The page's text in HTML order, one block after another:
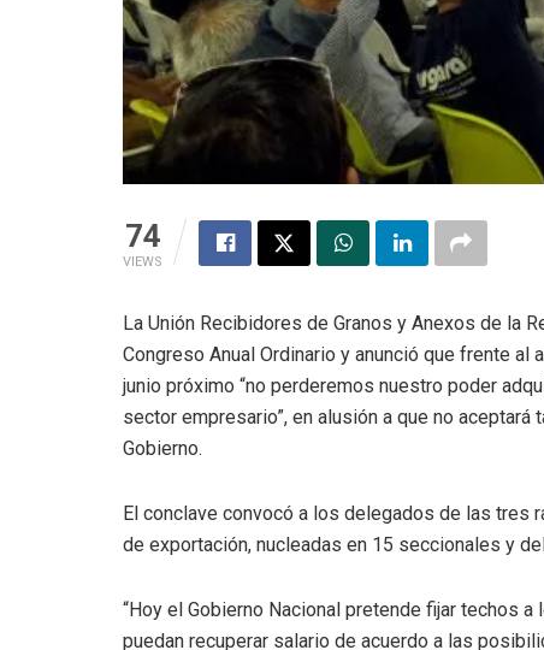
74
VIEWS
La Unión Recibidores de Granos y Anexos de la
Congreso Anual Ordinario y anunció que frente
junio próximo “no perderemos nuestro poder
sector empresario”, en alusión a que no
Gobierno.
El conclave convocó a los delegados de las tres
de exportación, nucleadas en 15 seccionales y
“Hoy el Gobierno Nacional pretende fijar techos
puedan recuperar salario de acuerdo a las